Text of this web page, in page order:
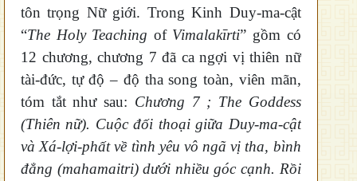
tôn trọng Nữ giới. Trong Kinh Duy-ma-cật
“The Holy Teaching of Vimalakīrti” gồm có
12 chương, chương 7 đã ca ngợi vị thiên nữ
tài-đức, tự độ – độ tha song toàn, viên mãn,
tóm tắt như sau: Chương 7 ; The Goddess
(Thiên nữ). Cuộc đối thoại giữa Duy-ma-cật
và Xá-lợi-phất về tình yêu vô ngã vị tha, bình
đẳng (mahamaitri) dưới nhiều góc cạnh. Rồi